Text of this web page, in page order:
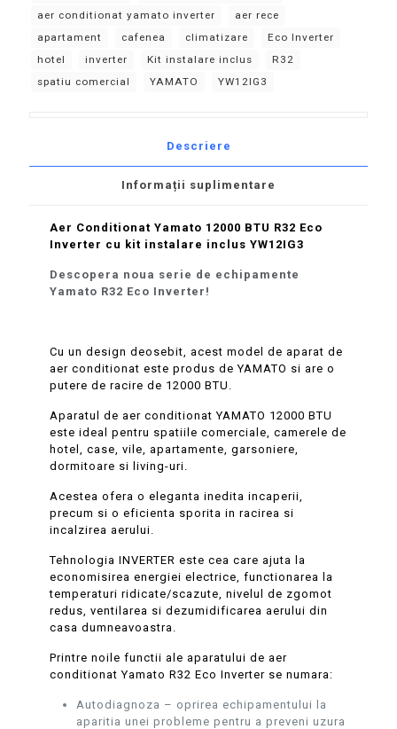
aer conditionat yamato inverter
aer rece
apartament
cafenea climatizare
Eco Inverter
hotel
inverter Kit instalare inclus
R32
spatiu comercial
YAMATO YW12IG3
Descriere
Informații suplimentare
Aer Conditionat Yamato 12000 BTU R32 Eco
Inverter cu kit instalare inclus YW12IG3
Descopera noua serie de echipamente
Yamato R32 Eco Inverter!
Cu un design deosebit, acest model de aparat de
aer conditionat este produs de YAMATO si are o
putere de racire de 12000 BTU.
Aparatul de aer conditionat YAMATO 12000 BTU
este ideal pentru spatiile comerciale, camerele de
hotel, case, vile, apartamente, garsoniere,
dormitoare si living-uri.
Acestea ofera o eleganta inedita incaperii,
precum si o eficienta sporita in racirea si
incalzirea aerului.
Tehnologia INVERTER este cea care ajuta la
economisirea energiei electrice, functionarea la
temperaturi ridicate/scazute, nivelul de zgomot
redus, ventilarea si dezumidificarea aerului din
casa dumneavoastra.
Printre noile functii ale aparatului de aer
conditionat Yamato R32 Eco Inverter se numara:
Autodiagnoza – oprirea echipamentului la
aparitia unei probleme pentru a preveni uzura